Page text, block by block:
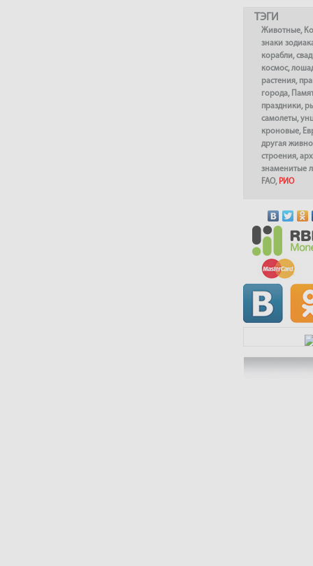
ТЭГИ
Животные,
знаки
корабли,
космос,
растения,
города,
праздники,
самолеты,
кроновые,
другая
строения,
знаменитые
FAO, РИО